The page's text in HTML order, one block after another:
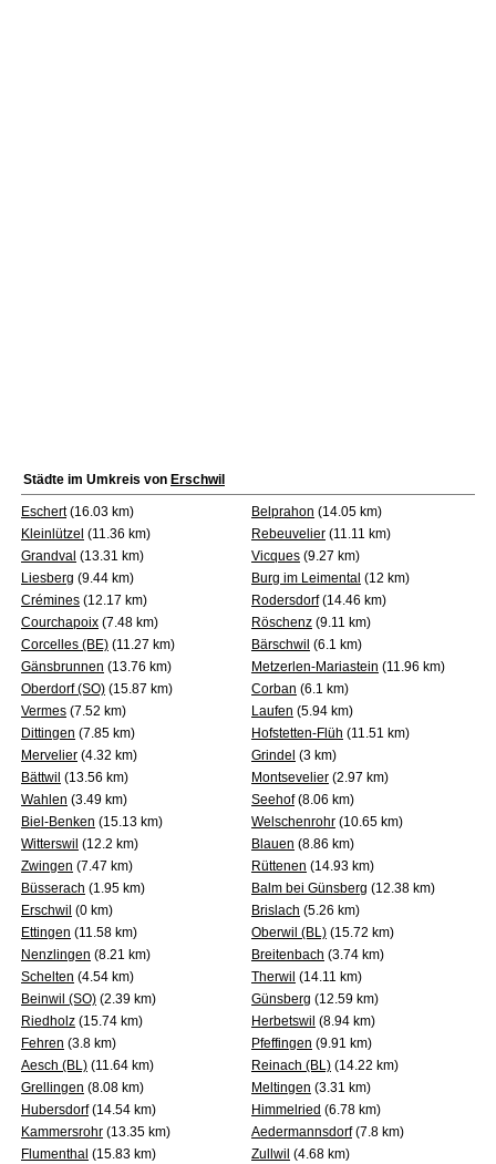
Städte im Umkreis von Erschwil
Eschert(16.03 km) Belprahon (14.05 km)
Kleinlützel (11.36 km) Rebeuvelier (11.11 km)
Grandval (13.31 km) Vicques (9.27 km)
Liesberg (9.44 km) Burg im Leimental (12 km)
Crémines (12.17 km) Rodersdorf(14.46 km)
Courchapoix (7.48 km) Röschenz (9.11 km)
Corcelles (BE) (11.27 km) Bärschwil (6.1 km)
Gänsbrunnen (13.76 km) Metzerlen-Mariastein (11.96 km)
Oberdorf (SO) (15.87 km) Corban (6.1 km)
Vermes (7.52 km) Laufen (5.94 km)
Dittingen (7.85 km) Hofstetten-Flüh (11.51 km)
Mervelier (4.32 km) Grindel (3 km)
Bättwil (13.56 km) Montsevelier (2.97 km)
Wahlen (3.49 km) Seehof(8.06 km)
Biel-Benken (15.13 km) Welschenrohr (10.65 km)
Witterswil (12.2 km) Blauen (8.86 km)
Zwingen (7.47 km) Rüttenen (14.93 km)
Büsserach (1.95 km) Balm bei Günsberg (12.38 km)
Erschwil (0 km) Brislach (5.26 km)
Ettingen (11.58 km) Oberwil (BL) (15.72 km)
Nenzlingen (8.21 km) Breitenbach (3.74 km)
Schelten (4.54 km) Therwil (14.11 km)
Beinwil (SO) (2.39 km) Günsberg (12.59 km)
Riedholz (15.74 km) Herbetswil (8.94 km)
Fehren (3.8 km) Pfeffingen (9.91 km)
Aesch (BL) (11.64 km) Reinach (BL) (14.22 km)
Grellingen (8.08 km) Meltingen (3.31 km)
Hubersdorf(14.54 km) Himmelried (6.78 km)
Kammersrohr (13.35 km) Aedermannsdorf(7.8 km)
Flumenthal (15.83 km) Zullwil (4.68 km)